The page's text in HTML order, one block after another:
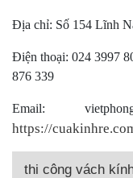
Địa chỉ: Số 154 Lĩnh
Điện thoại: 024 3997
876 339
Email:
https://
thi công vách